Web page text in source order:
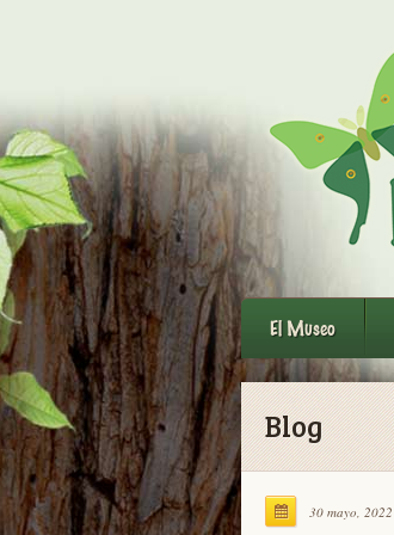
El Museo
Blog
30 mayo, 2022